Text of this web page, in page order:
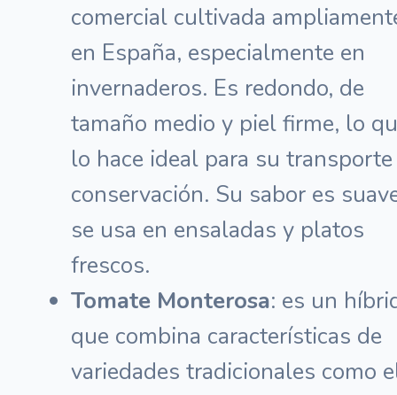
comercial cultivada
en España, especialmente en
invernaderos. Es redondo, de
tamaño medio y piel firme, lo
lo hace ideal para su
conservación. Su sabor es
se usa en ensaladas y platos
frescos.
Tomate Monterosa: es un
que combina características de
variedades tradicionales como